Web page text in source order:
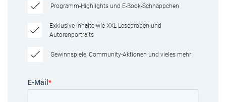
Programm-Highlights und E-Book-Schnäppchen
Exklusive Inhalte wie XXL-Leseproben und
Autorenportraits
Gewinnspiele, Community-Aktionen und vieles mehr
E-Mail *